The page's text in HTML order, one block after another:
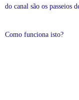
do canal são os passeios
Como funciona isto?